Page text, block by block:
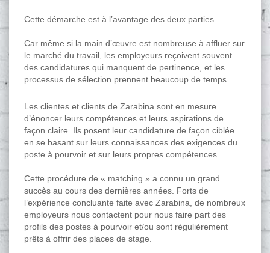
Cette démarche est à l’avantage des deux parties.
Car même si la main d’œuvre est nombreuse à affluer sur
le marché du travail, les employeurs reçoivent souvent
des candidatures qui manquent de pertinence, et les
processus de sélection prennent beaucoup de temps.
Les clientes et clients de Zarabina sont en mesure
d’énoncer leurs compétences et leurs aspirations de
façon claire. Ils posent leur candidature de façon ciblée
en se basant sur leurs connaissances des exigences du
poste à pourvoir et sur leurs propres compétences.
Cette procédure de « matching » a connu un grand
succès au cours des dernières années. Forts de
l’expérience concluante faite avec Zarabina, de nombreux
employeurs nous contactent pour nous faire part des
profils des postes à pourvoir et/ou sont régulièrement
prêts à offrir des places de stage.